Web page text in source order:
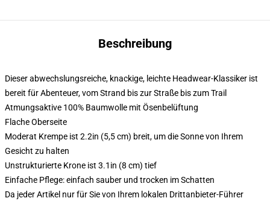
Beschreibung
Dieser abwechslungsreiche, knackige, leichte Headwear-Klassiker ist
bereit für Abenteuer, vom Strand bis zur Straße bis zum Trail
Atmungsaktive 100% Baumwolle mit Ösenbelüftung
Flache Oberseite
Moderat Krempe ist 2.2in (5,5 cm) breit, um die Sonne von Ihrem
Gesicht zu halten
Unstrukturierte Krone ist 3.1in (8 cm) tief
Einfache Pflege: einfach sauber und trocken im Schatten
Da jeder Artikel nur für Sie von Ihrem lokalen Drittanbieter-Führer